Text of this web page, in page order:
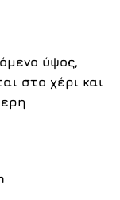
ύψος,
στο χέρι και